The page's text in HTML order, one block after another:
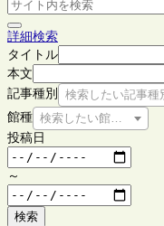
詳細検索
タイトル
本文
記事種別
検索したい記事種
館種 検索したい館種を選択
投稿日
～
検索